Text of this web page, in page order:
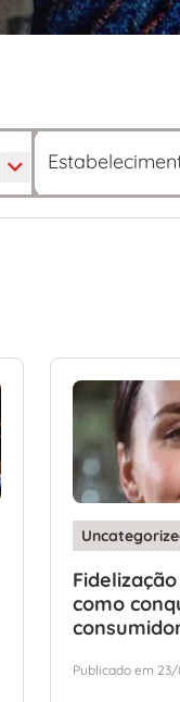
Padaria(1)
como
Publicado em